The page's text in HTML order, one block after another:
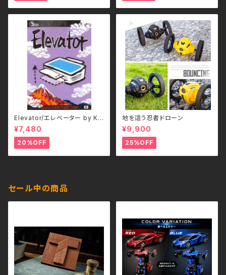
Elevator/エレベーター by Kr
eis(クライス)
¥7,480
20%OFF
地を這う忍者ドローン
¥9,900
25%OFF
セール中の商品